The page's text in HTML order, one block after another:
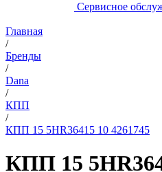
Сервисное
Главная
/
Бренды
/
Dana
/
КПП
/
КПП 15 5HR36415 10 4261745
КПП 15